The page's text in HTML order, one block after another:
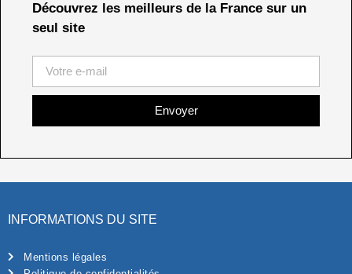
Découvrez les meilleurs de la France sur un
seul site
Envoyer
INFORMATIONS DU SITE
Mentions légales